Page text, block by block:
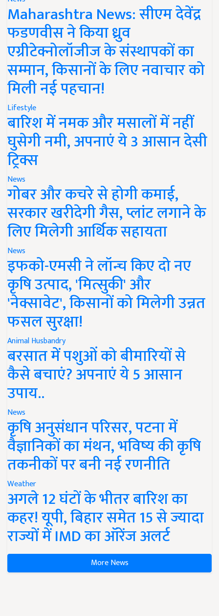
Maharashtra News: सीएम देवेंद्र
फडणवीस ने किया ध्रुव
एग्रीटेक्नोलॉजीज के संस्थापकों का
सम्मान, किसानों के लिए नवाचार को
मिली नई पहचान!
Lifestyle
बारिश में नमक और मसालों में नहीं
घुसेगी नमी, अपनाएं ये 3 आसान देसी
ट्रिक्स
News
गोबर और कचरे से होगी कमाई,
सरकार खरीदेगी गैस, प्लांट लगाने के
लिए मिलेगी आर्थिक सहायता
News
इफको-एमसी ने लॉन्च किए दो नए
कृषि उत्पाद, 'मित्सुकी' और
'नेक्सावेट', किसानों को मिलेगी उन्नत
फसल सुरक्षा!
Animal Husbandry
बरसात में पशुओं को बीमारियों से
कैसे बचाएं? अपनाएं ये 5 आसान
उपाय..
News
कृषि अनुसंधान परिसर, पटना में
वैज्ञानिकों का मंथन, भविष्य की कृषि
तकनीकों पर बनी नई रणनीति
Weather
अगले 12 घंटों के भीतर बारिश का
कहर! यूपी, बिहार समेत 15 से ज्यादा
राज्यों में IMD का ऑरेंज अलर्ट
More News